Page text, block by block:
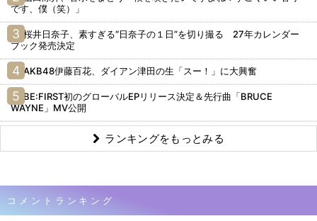
です、僕（笑）」
桜井日奈子、素すぎる“日奈子の１日”を切り撮る 27年カレンダー
ブック発売決定
AKB48伊藤百花、ダイアン津田の生「スー！」に大興奮
BE:FIRST初のグローバルEPリリース決定＆先行曲「BRUCE
WAYNE」MV公開
ランキングをもっとみる
コメントランキング